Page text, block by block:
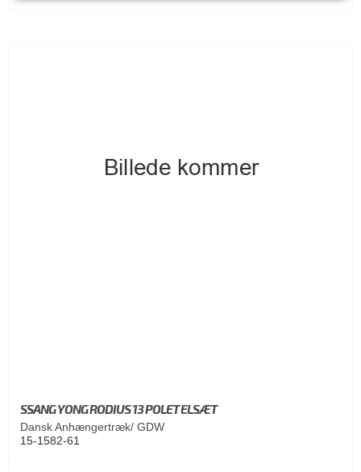
SSANG YONG RODIUS 13 POLET ELSÆT
Dansk Anhængertræk/ GDW
15-1582-61